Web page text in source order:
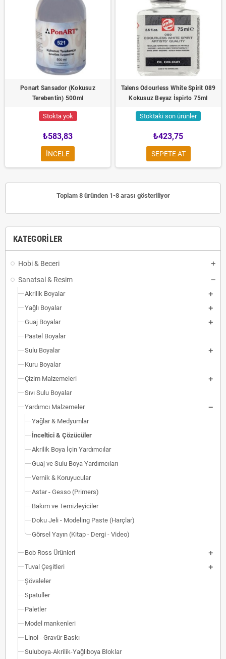
KATEGORILER
Hobi & Beceri
Sanatsal & Resim
Akrilik Boyalar
Yağlı Boyalar
Guaj Boyalar
Pastel Boyalar
Sulu Boyalar
Kuru Boyalar
Çizim Malzemeleri
Sıvı Sulu Boyalar
Yardımcı Malzemeler
Yağlar & Medyumlar
İnceltici & Çözücüler
Akrilik Boya İçin Yardımcılar
Guaj ve Sulu Boya Yardımcıları
Vernik & Koruyucular
Astar - Gesso (Primers)
Bakım ve Temizleyiciler
Doku Jeli - Modeling Paste (Harçlar)
Görsel Yayın (Kitap - Dergi - Video)
Bob Ross Ürünleri
Tuval Çeşitleri
Şövaleler
Spatuller
Paletler
Model mankenleri
Linol - Gravür Baskı
Suluboya-Akrilik-Yağlıboya Bloklar
Ponart Sansador (Kokusuz
Terebentin) 500ml
Stokta yok
₺583,83
INCELE
Talens Odourless White Spirit 089
Kokusuz Beyaz İspirto 75ml
Stoktaki son ürünler
₺423,75
SEPETE AT
Toplam 8 üründen 1-8 arası gösteriliyor